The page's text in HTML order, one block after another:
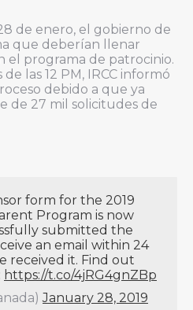
de enero, el gobierno de
que deberían llenar
el programa de patrocinio.
las 12 PM, IRCC informó
debido a que ya
de 27 mil solicitudes de
form for the 2019
Program is now
submitted the
an email within 24
received it. Find out
https://t.co/4jRG4gnZBp
January 28, 2019